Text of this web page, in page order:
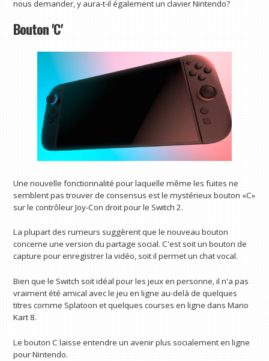
nous demander, y aura-t-il également un clavier Nintendo?
Bouton 'C'
Une nouvelle fonctionnalité pour laquelle même les fuites ne
semblent pas trouver de consensus est le mystérieux bouton «C»
sur le contrôleur Joy-Con droit pour le Switch 2.
La plupart des rumeurs suggèrent que le nouveau bouton
concerne une version du partage social. C'est soit un bouton de
capture pour enregistrer la vidéo, soit il permet un chat vocal.
Bien que le Switch soit idéal pour les jeux en personne, il n'a pas
vraiment été amical avec le jeu en ligne au-delà de quelques
titres comme Splatoon et quelques courses en ligne dans Mario
Kart 8.
Le bouton C laisse entendre un avenir plus socialement en ligne
pour Nintendo.